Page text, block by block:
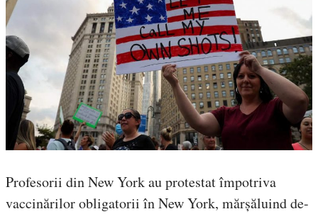
Profesorii din New York au protestat împotriva
vaccinărilor obligatorii în New York, mărșăluind de-